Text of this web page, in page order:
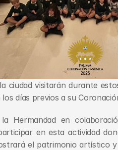
ciudad visitarán durante
días previos a su
Hermandad en
en esta actividad
el patrimonio artístico